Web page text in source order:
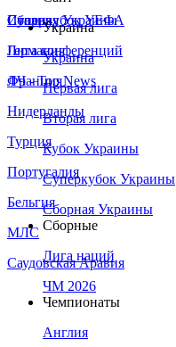
Сборная Украины
Италия
Германия
Франция
Нидерланды
Турция
Португалия
Бельгия
МЛС
Саудовская Аравия
Суперкубок УЕФА
Лига конференций
ЛЧ - Top News
Украина
Украина
Первая лига
Вторая лига
Кубок Украины
Суперкубок Украины
Сборная Украины
Сборные
Лига наций
ЧМ 2026
Чемпионаты
Англия